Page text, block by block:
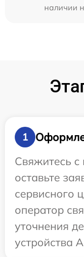
наличии
1
Свяжитесь
оставьте
сервисного
оператор
уточнения
устройства